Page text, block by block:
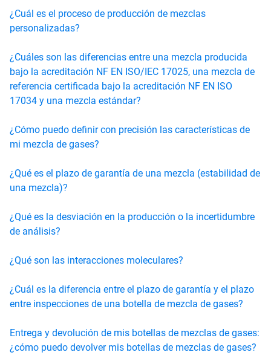
¿Cuál es el proceso de producción de mezclas
personalizadas?
¿Cuáles son las diferencias entre una mezcla producida
bajo la acreditación NF EN ISO/IEC 17025, una mezcla de
referencia certificada bajo la acreditación NF EN ISO
17034 y una mezcla estándar?
¿Cómo puedo definir con precisión las características de
mi mezcla de gases?
¿Qué es el plazo de garantía de una mezcla (estabilidad de
una mezcla)?
¿Qué es la desviación en la producción o la incertidumbre
de análisis?
¿Qué son las interacciones moleculares?
¿Cuál es la diferencia entre el plazo de garantía y el plazo
entre inspecciones de una botella de mezcla de gases?
Entrega y devolución de mis botellas de mezclas de gases:
¿cómo puedo devolver mis botellas de mezclas de gases?